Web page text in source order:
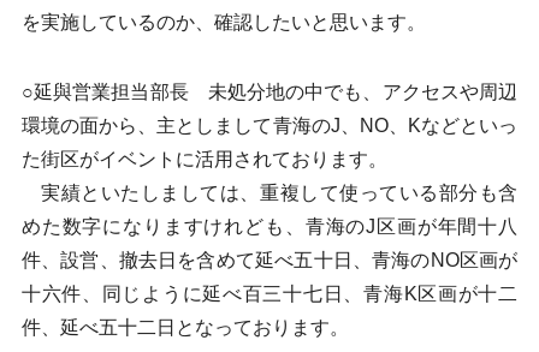
を実施しているのか、確認したいと思います。
○延與営業担当部長 未処分地の中でも、アクセスや周辺
環境の面から、主としまして青海のJ、NO、Kなどといっ
た街区がイベントに活用されております。
実績といたしましては、重複して使っている部分も含
めた数字になりますけれども、青海のJ区画が年間十八
件、設営、撤去日を含めて延べ五十日、青海のNO区画が
十六件、同じように延べ百三十七日、青海K区画が十二
件、延べ五十二日となっております。